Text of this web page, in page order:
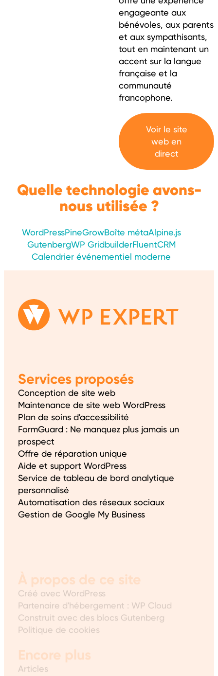
engageante aux
bénévoles, aux parents
et aux sympathisants,
tout en maintenant un
accent sur la langue
française et la
communauté
francophone.
Voir le site
web en
direct
Quelle technologie avons-
nous utilisée ?
WordPressPineGrowBoîte métaAlpine.js
GutenbergWP GridbuilderFluentCRM
Calendrier événementiel moderne
Services proposés
Conception de site web
Maintenance de site web WordPress
Plan de soins d'accessibilité
FormGuard : Ne manquez plus jamais un
prospect
Offre de réparation unique
Aide et support WordPress
Service de tableau de bord analytique
personnalisé
Automatisation des réseaux sociaux
Gestion de Google My Business
À propos de ce site
Créé avec WordPress
Partenaire d'hébergement : WP Cloud
Construit avec des blocs Gutenberg
Politique de cookies
Articles
Extracteur d'URL de sitemap XML gratuit